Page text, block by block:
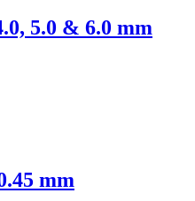
5.0 & 6.0 mm
mm